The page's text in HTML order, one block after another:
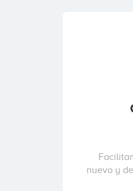
nuevo y